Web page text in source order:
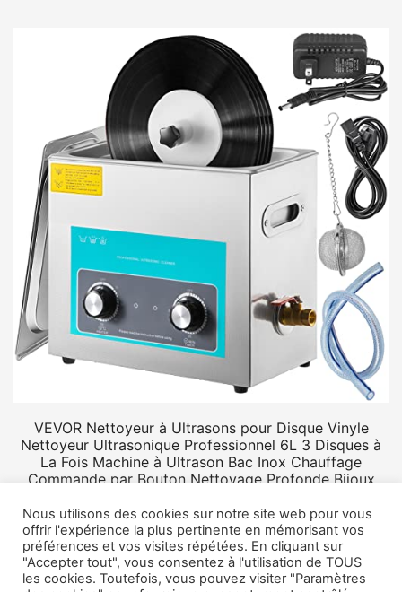
VEVOR Nettoyeur à Ultrasons pour Disque Vinyle
Nettoyeur Ultrasonique Professionnel 6L 3 Disques à
La Fois Machine à Ultrason Bac Inox Chauffage
Commande par Bouton Nettoyage Profonde Bijoux
Nous utilisons des cookies sur notre site web pour vous
offrir l'expérience la plus pertinente en mémorisant vos
préférences et vos visites répétées. En cliquant sur
"Accepter tout", vous consentez à l'utilisation de TOUS
les cookies. Toutefois, vous pouvez visiter "Paramètres